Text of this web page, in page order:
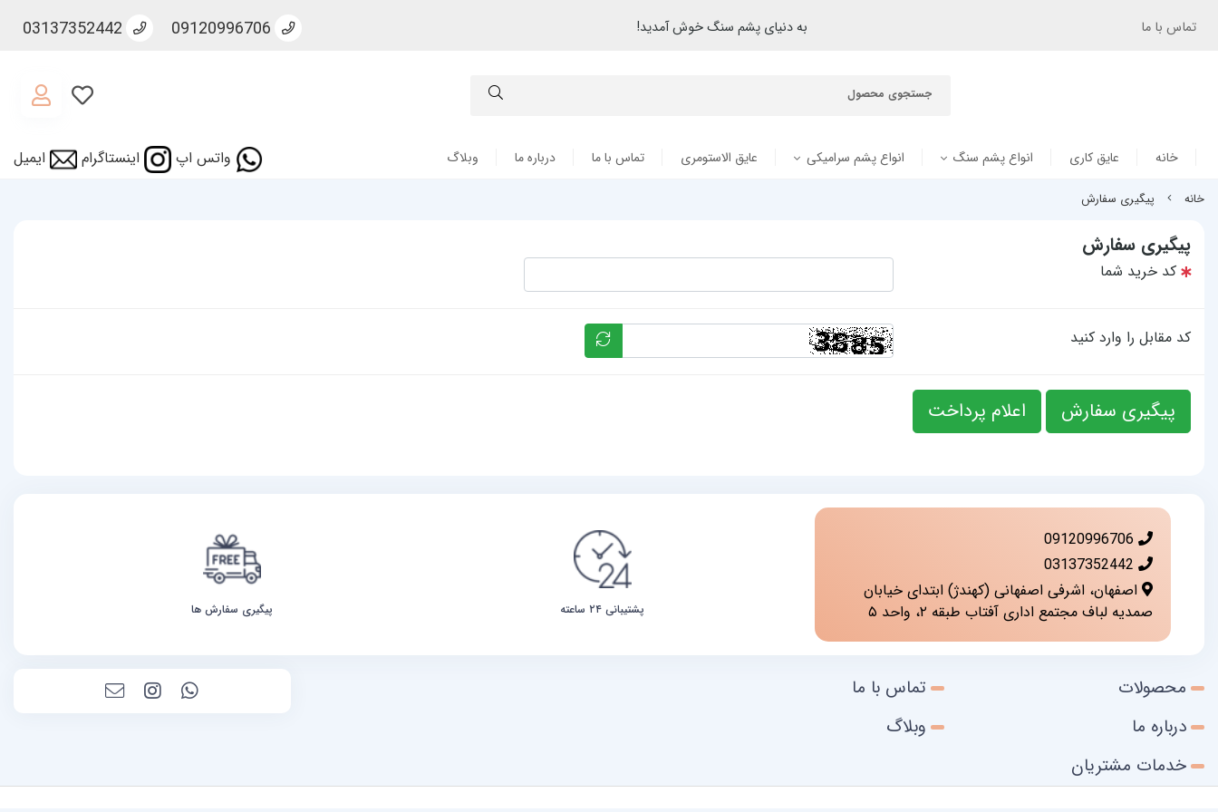
تماس با ما به دنیای پشم سنگ خوش آمدید! 09120996706
03137352442
خانه عایق کاری انواع پشم سنگ انواع پشم سرامیکی عایق الاستومری تماس با ما درباره ما وبلاگ واتس اپ اینستاگرام ایمیل
خانه پیگیری سفارش
پیگیری سفارش
کد خرید شما
کد مقابل را وارد کنید
پیگیری سفارش اعلام پرداخت
09120996706
03137352442
اصفهان، اشرفی اصفهانی (کهندژ) ابتدای خیابان
صمدیه لباف مجتمع اداری آفتاب طبقه ۲، واحد ۵
پشتیبانی ۲۴ ساعته پیگیری سفارش ها
محصولات
تماس با ما
درباره ما
وبلاگ
خدمات مشتریان